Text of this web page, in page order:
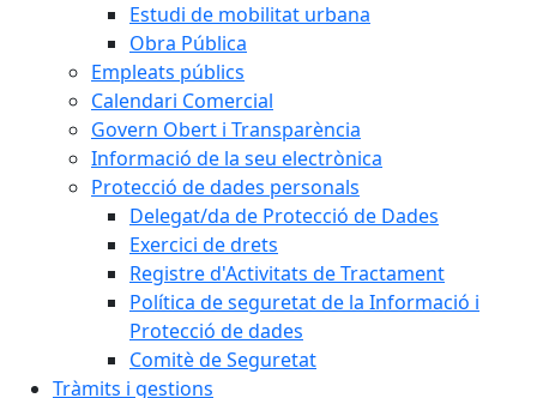
Estudi de mobilitat urbana
Obra Pública
Empleats públics
Calendari Comercial
Govern Obert i Transparència
Informació de la seu electrònica
Protecció de dades personals
Delegat/da de Protecció de Dades
Exercici de drets
Registre d'Activitats de Tractament
Política de seguretat de la Informació i
Protecció de dades
Comitè de Seguretat
Tràmits i gestions